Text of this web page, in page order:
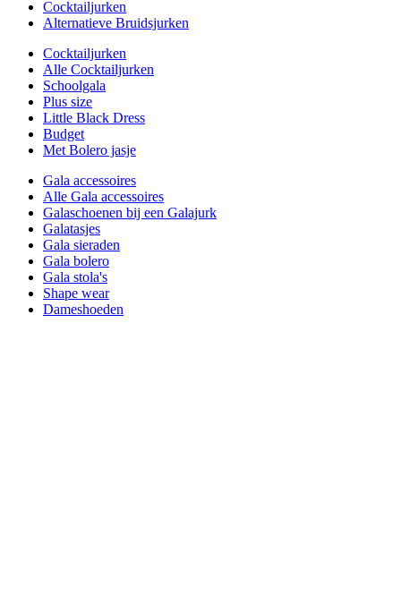
Cocktailjurken
Alternatieve Bruidsjurken
Cocktailjurken
Alle Cocktailjurken
Schoolgala
Plus size
Little Black Dress
Budget
Met Bolero jasje
Gala accessoires
Alle Gala accessoires
Galaschoenen bij een Galajurk
Galatasjes
Gala sieraden
Gala bolero
Gala stola's
Shape wear
Dameshoeden